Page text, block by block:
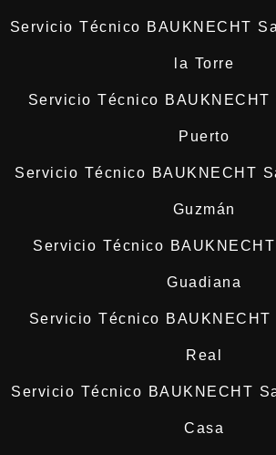
Servicio Técnico BAUKNECHT
la Torre
Servicio Técnico BAUKNECHT
Puerto
Servicio Técnico BAUKNECHT
Guzmán
Servicio Técnico
Guadiana
Servicio Técnico
Real
Servicio Técnico BAUKNECHT
Casa